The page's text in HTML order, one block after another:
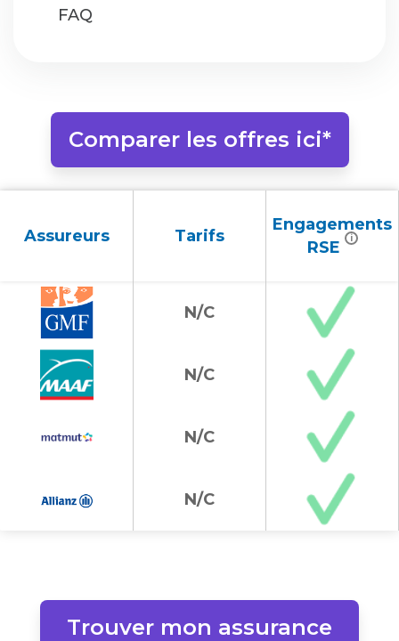
FAQ
Comparer les offres ici*
Assureurs Tarifs
Engagements
RSE
i
N/C
N/C
N/C
N/C
Trouver mon assurance